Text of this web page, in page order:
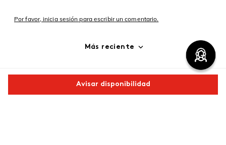
Avisar disponibilidad
Por favor, inicia sesión para escribir un comentario.
Más reciente